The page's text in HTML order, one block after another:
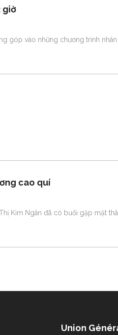
giờ
góp vào những chương trình
cao quí
Kim Ngân đã có buổi gặp mặt
Union